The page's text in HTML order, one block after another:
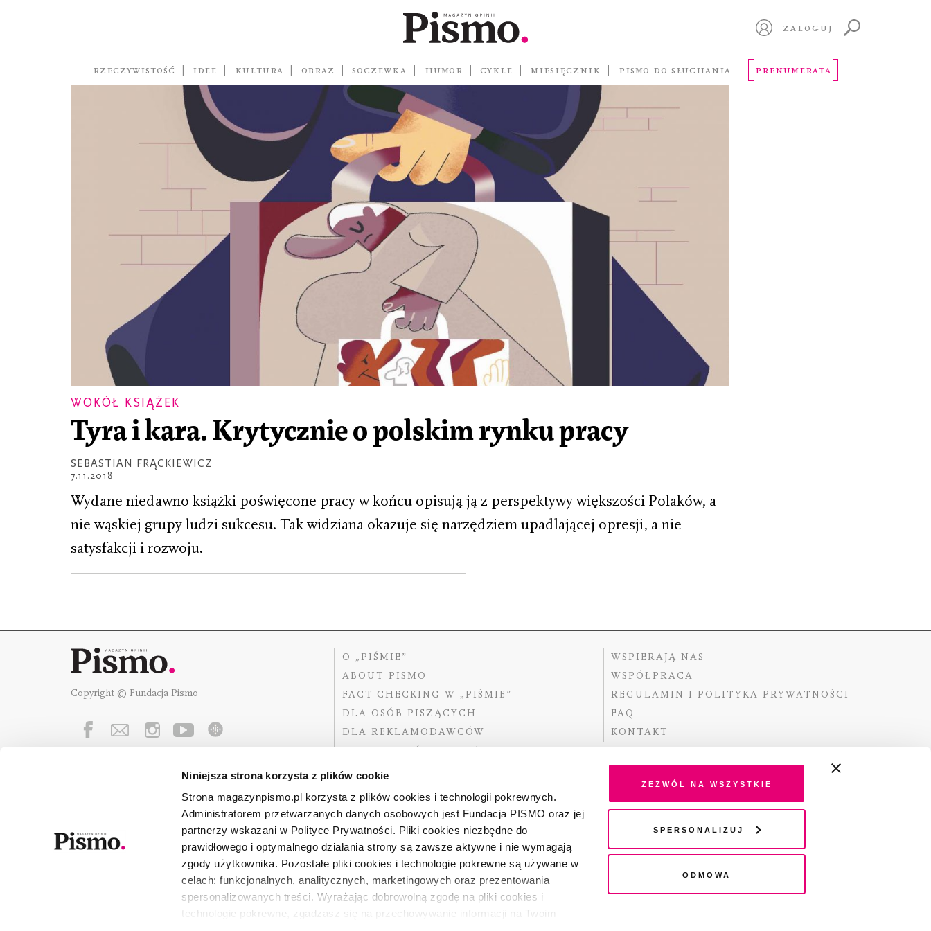
Niniejsza strona korzysta z plików cookie
Strona magazynpismo.pl korzysta z plików cookies i technologii pokrewnych.
Administratorem przetwarzanych danych osobowych jest Fundacja PISMO oraz jej
partnerzy wskazani w Polityce Prywatności. Pliki cookies niezbędne do
prawidłowego i optymalnego działania strony są zawsze aktywne i nie wymagają
zgody użytkownika. Pozostałe pliki cookies i technologie pokrewne są używane w
celach: funkcjonalnych, analitycznych, marketingowych oraz prezentowania
spersonalizowanych treści. Wyrażając dobrowolną zgodę na pliki cookies i
technologie pokrewne, zgadzasz się na przechowywanie informacji na Twoim
Zezwól na wszystkie
Spersonalizuj
Odmowa
ZALOGUJ
RZECZYWISTOŚĆ IDEE KULTURA OBRAZ SOCZEWKA HUMOR CYKLE MIESIĘCZNIK PISMO DO SŁUCHANIA PRENUMERATA
WOKÓŁ KSIĄŻEK
Tyra i kara. Krytycznie o polskim rynku pracy
SEBASTIAN FRĄCKIEWICZ
7.11.2018
Wydane niedawno książki poświęcone pracy w końcu opisują ją z perspektywy większości Polaków, a
nie wąskiej grupy ludzi sukcesu. Tak widziana okazuje się narzędziem upadlającej opresji, a nie
satysfakcji i rozwoju.
Copyright © Fundacja Pismo
O „PIŚMIE”
ABOUT PISMO
FACT-CHECKING W „PIŚMIE”
DLA OSÓB PISZĄCYCH
DLA REKLAMODAWCÓW
WSPIERAJĄ NAS
WSPÓŁPRACA
REGULAMIN I POLITYKA PRYWATNOŚCI
FAQ
KONTAKT
Fundację Pismowspierają:
Dofinansowano ze środków Ministra Kultury i Dziedzictwa
Narodowego pochodzących z Funduszu Promocji Kultury –